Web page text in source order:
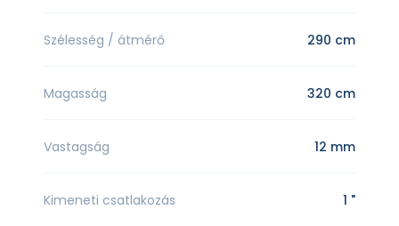
Szélesség / átmérő 290 cm
Magasság 320 cm
Vastagság 12 mm
Kimeneti csatlakozás 1 "